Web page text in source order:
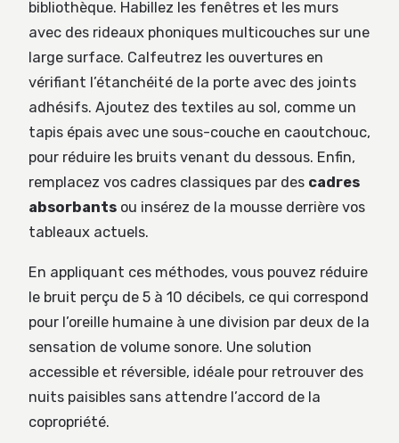
bibliothèque. Habillez les fenêtres et les murs
avec des rideaux phoniques multicouches sur une
large surface. Calfeutrez les ouvertures en
vérifiant l’étanchéité de la porte avec des joints
adhésifs. Ajoutez des textiles au sol, comme un
tapis épais avec une sous-couche en caoutchouc,
pour réduire les bruits venant du dessous. Enfin,
remplacez vos cadres classiques par des cadres
absorbants ou insérez de la mousse derrière vos
tableaux actuels.
En appliquant ces méthodes, vous pouvez réduire
le bruit perçu de 5 à 10 décibels, ce qui correspond
pour l’oreille humaine à une division par deux de la
sensation de volume sonore. Une solution
accessible et réversible, idéale pour retrouver des
nuits paisibles sans attendre l’accord de la
copropriété.